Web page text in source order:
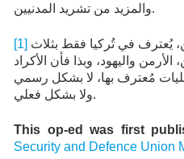
والمزيد من تشريد المدنيين.
[1]
الأرمن واليهود، وبذا فأن الأكراد
إقليات مُعترف بها، لا بشكل رسمي
ولا بشكل فعلي.
This op-ed was first
Security and Defence Union